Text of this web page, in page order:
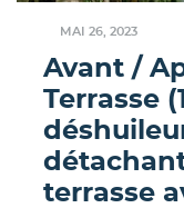
MAI 26, 2023
Avant /
Terrasse
terrasse